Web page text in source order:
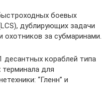
боевых
дублирующих задачи
за субмаринами.
десантных кораблей типа
терминала для
“Гленн” и